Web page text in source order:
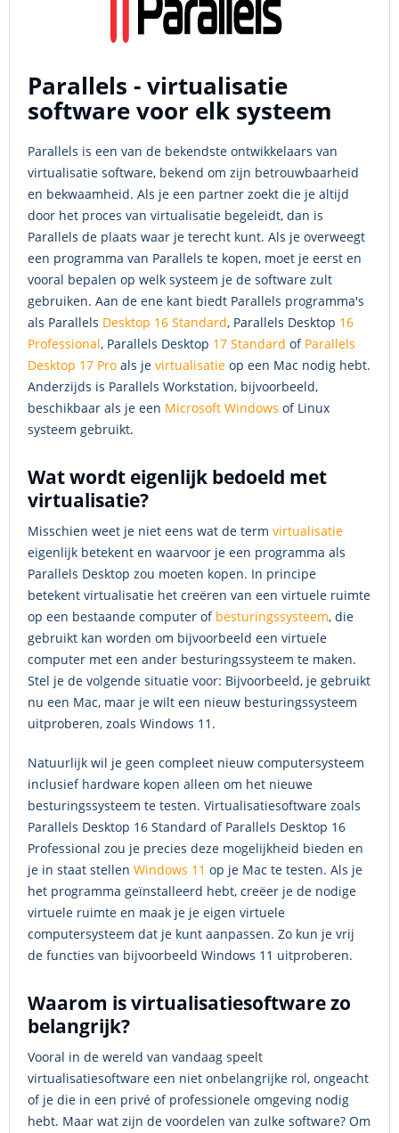
Parallels - virtualisatie
software voor elk systeem
Parallels is een van de bekendste ontwikkelaars van
virtualisatie software, bekend om zijn betrouwbaarheid
en bekwaamheid. Als je een partner zoekt die je altijd
door het proces van virtualisatie begeleidt, dan is
Parallels de plaats waar je terecht kunt. Als je overweegt
een programma van Parallels te kopen, moet je eerst en
vooral bepalen op welk systeem je de software zult
gebruiken. Aan de ene kant biedt Parallels programma's
als Parallels Desktop 16 Standard, Parallels Desktop 16
Professional, Parallels Desktop 17 Standard of Parallels
Desktop 17 Pro als je virtualisatie op een Mac nodig hebt.
Anderzijds is Parallels Workstation, bijvoorbeeld,
beschikbaar als je een Microsoft Windows of Linux
systeem gebruikt.
Wat wordt eigenlijk bedoeld met
virtualisatie?
Misschien weet je niet eens wat de term virtualisatie
eigenlijk betekent en waarvoor je een programma als
Parallels Desktop zou moeten kopen. In principe
betekent virtualisatie het creëren van een virtuele ruimte
op een bestaande computer of besturingssysteem, die
gebruikt kan worden om bijvoorbeeld een virtuele
computer met een ander besturingssysteem te maken.
Stel je de volgende situatie voor: Bijvoorbeeld, je gebruikt
nu een Mac, maar je wilt een nieuw besturingssysteem
uitproberen, zoals Windows 11.
Natuurlijk wil je geen compleet nieuw computersysteem
inclusief hardware kopen alleen om het nieuwe
besturingssysteem te testen. Virtualisatiesoftware zoals
Parallels Desktop 16 Standard of Parallels Desktop 16
Professional zou je precies deze mogelijkheid bieden en
je in staat stellen Windows 11 op je Mac te testen. Als je
het programma geïnstalleerd hebt, creëer je de nodige
virtuele ruimte en maak je je eigen virtuele
computersysteem dat je kunt aanpassen. Zo kun je vrij
de functies van bijvoorbeeld Windows 11 uitproberen.
Waarom is virtualisatiesoftware zo
belangrijk?
Vooral in de wereld van vandaag speelt
virtualisatiesoftware een niet onbelangrijke rol, ongeacht
of je die in een privé of professionele omgeving nodig
hebt. Maar wat zijn de voordelen van zulke software? Om